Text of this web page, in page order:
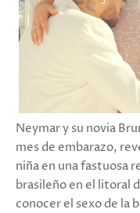
Neymar y su novia
mes de embarazo,
niña en una fastuosa
brasileño en el litoral
conocer el sexo de la